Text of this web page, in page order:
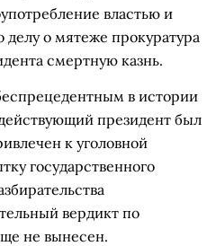
властью и
делу о мятеже прокуратура
смертную казнь.
в истории
президент был
к уголовной
государственного
вердикт по
не вынесен.